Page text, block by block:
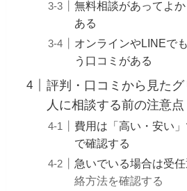
無料相談があってよ
ある
オンラインやLINEで
う口コミがある
評判・口コミから見た
人に相談する前の注意点
費用は「高い・安い
で確認する
急いでいる場合は受
絡方法を確認する